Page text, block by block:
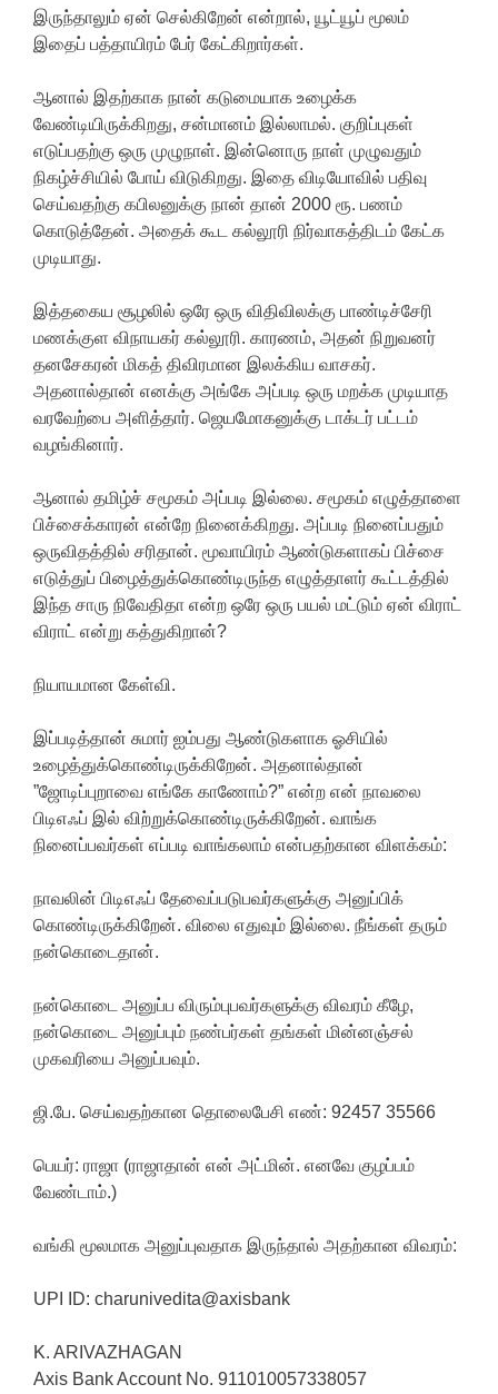
இருந்தாலும் ஏன் செல்கிறேன் என்றால், யூட்யூப் மூலம்
இதைப் பத்தாயிரம் பேர் கேட்கிறார்கள்.
ஆனால் இதற்காக நான் கடுமையாக உழைக்க
வேண்டியிருக்கிறது, சன்மானம் இல்லாமல். குறிப்புகள்
எடுப்பதற்கு ஒரு முழுநாள். இன்னொரு நாள் முழுவதும்
நிகழ்ச்சியில் போய் விடுகிறது. இதை விடியோவில் பதிவு
செய்வதற்கு கபிலனுக்கு நான் தான் 2000 ரூ. பணம்
கொடுத்தேன். அதைக் கூட கல்லூரி நிர்வாகத்திடம் கேட்க
முடியாது.
இத்தகைய சூழலில் ஒரே ஒரு விதிவிலக்கு பாண்டிச்சேரி
மணக்குள விநாயகர் கல்லூரி. காரணம், அதன் நிறுவனர்
தனசேகரன் மிகத் திவிரமான இலக்கிய வாசகர்.
அதனால்தான் எனக்கு அங்கே அப்படி ஒரு மறக்க முடியாத
வரவேற்பை அளித்தார். ஜெயமோகனுக்கு டாக்டர் பட்டம்
வழங்கினார்.
ஆனால் தமிழ்ச் சமூகம் அப்படி இல்லை. சமூகம் எழுத்தாளை
பிச்சைக்காரன் என்றே நினைக்கிறது. அப்படி நினைப்பதும்
ஒருவிதத்தில் சரிதான். மூவாயிரம் ஆண்டுகளாகப் பிச்சை
எடுத்துப் பிழைத்துக்கொண்டிருந்த எழுத்தாளர் கூட்டத்தில்
இந்த சாரு நிவேதிதா என்ற ஒரே ஒரு பயல் மட்டும் ஏன் விராட்
விராட் என்று கத்துகிறான்?
நியாயமான கேள்வி.
இப்படித்தான் சுமார் ஐம்பது ஆண்டுகளாக ஓசியில்
உழைத்துக்கொண்டிருக்கிறேன். அதனால்தான்
”ஜோடிப்புறாவை எங்கே காணோம்?” என்ற என் நாவலை
பிடிஎஃப் இல் விற்றுக்கொண்டிருக்கிறேன். வாங்க
நினைப்பவர்கள் எப்படி வாங்கலாம் என்பதற்கான விளக்கம்:
நாவலின் பிடிஎஃப் தேவைப்படுபவர்களுக்கு அனுப்பிக்
கொண்டிருக்கிறேன். விலை எதுவும் இல்லை. நீங்கள் தரும்
நன்கொடைதான்.
நன்கொடை அனுப்ப விரும்புபவர்களுக்கு விவரம் கீழே,
நன்கொடை அனுப்பும் நண்பர்கள் தங்கள் மின்னஞ்சல்
முகவரியை அனுப்பவும்.
ஜி.பே. செய்வதற்கான தொலைபேசி எண்: 92457 35566
பெயர்: ராஜா (ராஜாதான் என் அட்மின். எனவே குழப்பம்
வேண்டாம்.)
வங்கி மூலமாக அனுப்புவதாக இருந்தால் அதற்கான விவரம்:
UPI ID: charunivedita@axisbank
K. ARIVAZHAGAN
Axis Bank Account No. 911010057338057